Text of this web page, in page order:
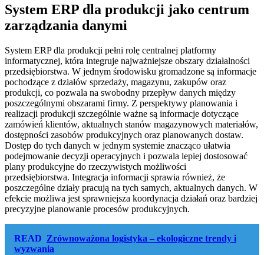
System ERP dla produkcji jako centrum
zarządzania danymi
System ERP dla produkcji pełni rolę centralnej platformy
informatycznej, która integruje najważniejsze obszary działalności
przedsiębiorstwa. W jednym środowisku gromadzone są informacje
pochodzące z działów sprzedaży, magazynu, zakupów oraz
produkcji, co pozwala na swobodny przepływ danych między
poszczególnymi obszarami firmy. Z perspektywy planowania i
realizacji produkcji szczególnie ważne są informacje dotyczące
zamówień klientów, aktualnych stanów magazynowych materiałów,
dostępności zasobów produkcyjnych oraz planowanych dostaw.
Dostęp do tych danych w jednym systemie znacząco ułatwia
podejmowanie decyzji operacyjnych i pozwala lepiej dostosować
plany produkcyjne do rzeczywistych możliwości
przedsiębiorstwa. Integracja informacji sprawia również, że
poszczególne działy pracują na tych samych, aktualnych danych. W
efekcie możliwa jest sprawniejsza koordynacja działań oraz bardziej
precyzyjne planowanie procesów produkcyjnych.
READ Zrównoważona logistyka – ekologiczne trendy i
wyzwania